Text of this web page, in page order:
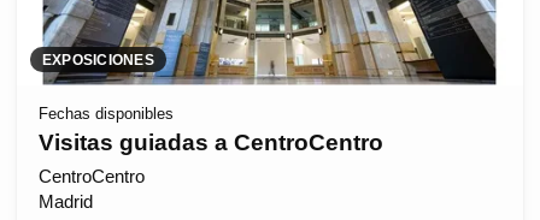
EXPOSICIONES
Fechas disponibles
Visitas guiadas a CentroCentro
CentroCentro
Madrid